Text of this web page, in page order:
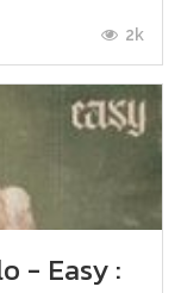
2k
- Easy :